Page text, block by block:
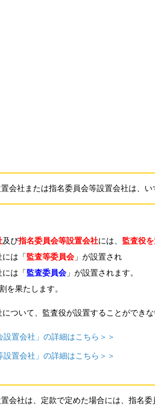
会社または指名委員会等設置会社は、
及び指名委員会等設置会社には、 監査役
は「 監査等委員会」が設置され
は「 監査委員会」が設置されます。
を果たします。
ついて、監査役が設置することができな
設置会社」の詳細はこちら＞＞
設置会社」の詳細はこちら＞＞
会社は、定款で定めた場合には、指名